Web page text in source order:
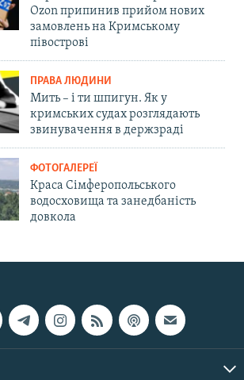
Ozon припинив прийом нових
замовлень на Кримському
півострові
ПРАВА ЛЮДИНИ
Мить – і ти шпигун. Як у
кримських судах розглядають
звинувачення в держзраді
ФОТОГАЛЕРЕЇ
Краса Сімферопольського
водосховища та занедбаність
довкола